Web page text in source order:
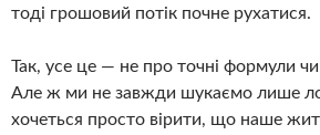
тоді грошовий потік почне рухатися.
Так, усе це — не про точні формули чи
Але ж ми не завжди шукаємо лише
хочеться просто вірити, що наше